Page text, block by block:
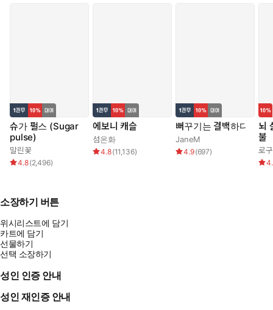
슈가 펄스 (Sugar
pulse)
말린꽃
4.8(2,496)
에보니 캐슬
섬온화
4.8(11,136)
뻐꾸기는 결백하다
JaneM
4.9(697)
뇌
불
로
소장하기 버튼
위시리스트에 담기
카트에 담기
선물하기
선택 소장하기
성인 인증 안내
성인 재인증 안내